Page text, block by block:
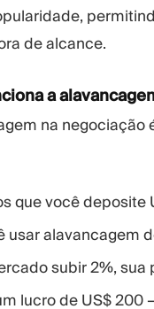
de alcance.
a
na negociação
que você deposite
usar alavancagem
subir 2%, sua
lucro de US$ 200